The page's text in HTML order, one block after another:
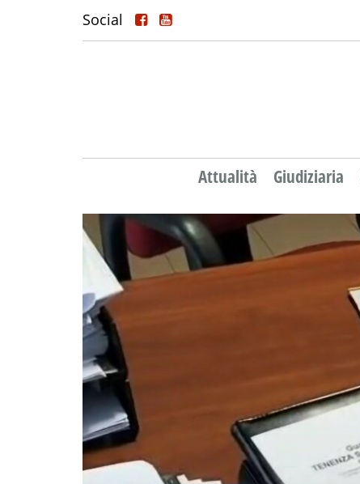
Social
Attualità Giudiziaria